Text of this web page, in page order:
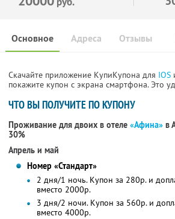
Основное Отзывы
Адреса
Скачайте приложение КупиКупона для IOS
покажите купон с экрана смартфона. Это
ЧТО ВЫ ПОЛУЧИТЕ ПО КУПОНУ
Проживание для двоих в отеле «Афина» в
30%
Апрель и май
Номер «Стандарт»
2 дня/1 ночь. Купон за 280р. и
вместо 2000р.
3 дня/2 ночи. Купон за 560р. и
вместо 4000р.